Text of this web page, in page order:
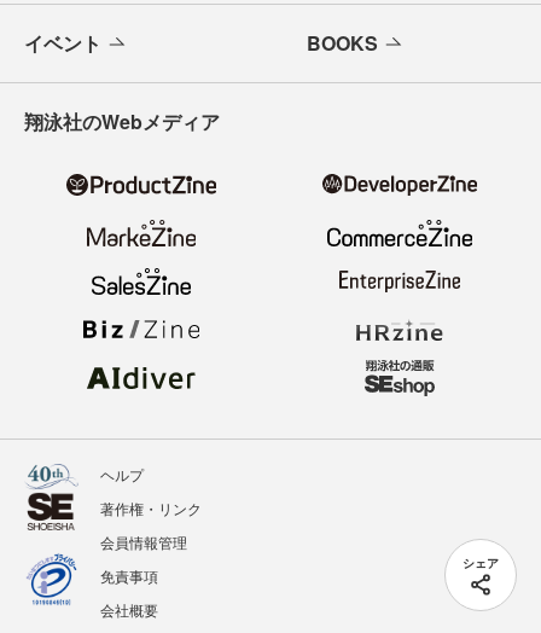
シェア
イベント BOOKS
翔泳社のWebメディア
ヘルプ
著作権・リンク
会員情報管理
免責事項
会社概要